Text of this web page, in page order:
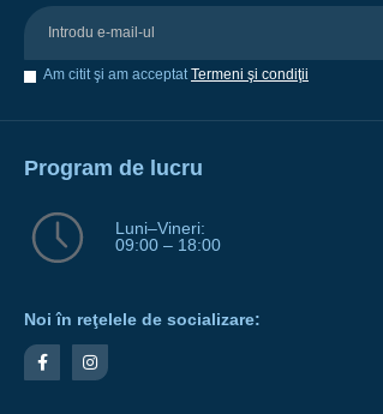
Am citit şi am acceptatTermeni şi condiţii
Program de lucru
Luni–Vineri:
09:00 – 18:00
Noi în reţelele de socializare: